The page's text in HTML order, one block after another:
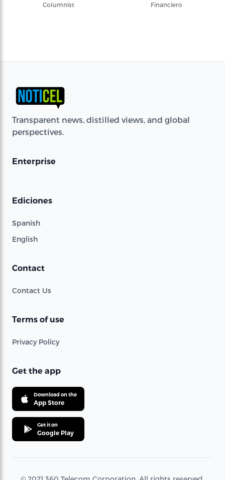
Columnist
Financiero
Transparent news, distilled views, and global
perspectives.
Enterprise
Ediciones
Spanish
English
Contact
Contact Us
Terms of use
Privacy Policy
Get the app
Download on the
App Store
Get it on
Google Play